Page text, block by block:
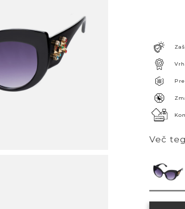
Več